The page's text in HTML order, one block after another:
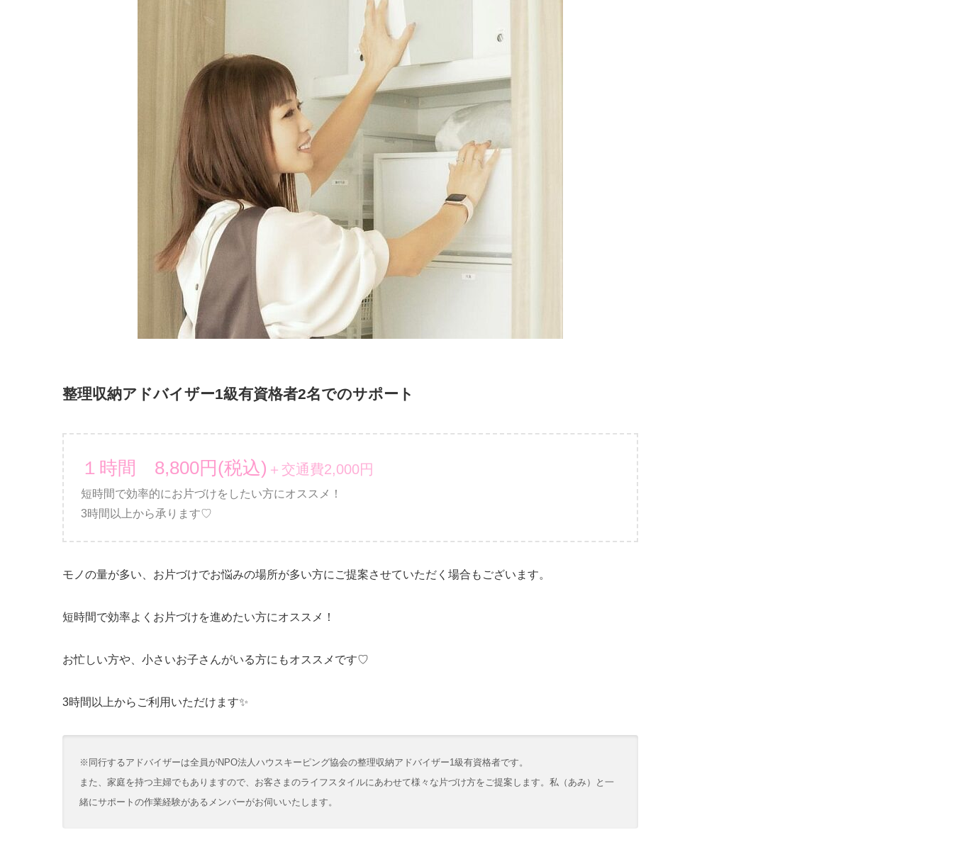
整理収納アドバイザー1級有資格者2名でのサポート
１時間 8,800円(税込) ＋交通費2,000円
短時間で効率的にお片づけをしたい方にオススメ！
3時間以上から承ります♡
モノの量が多い、お片づけでお悩みの場所が多い方にご提案させていただく場合もございます。
短時間で効率よくお片づけを進めたい方にオススメ！
お忙しい方や、小さいお子さんがいる方にもオススメです♡
3時間以上からご利用いただけます✨
※同行するアドバイザーは全員がNPO法人ハウスキーピング協会の整理収納アドバイザー1級有資格者です。
また、家庭を持つ主婦でもありますので、お客さまのライフスタイルにあわせて様々な片づけ方をご提案します。私（あみ）と一
緒にサポートの作業経験があるメンバーがお伺いいたします。